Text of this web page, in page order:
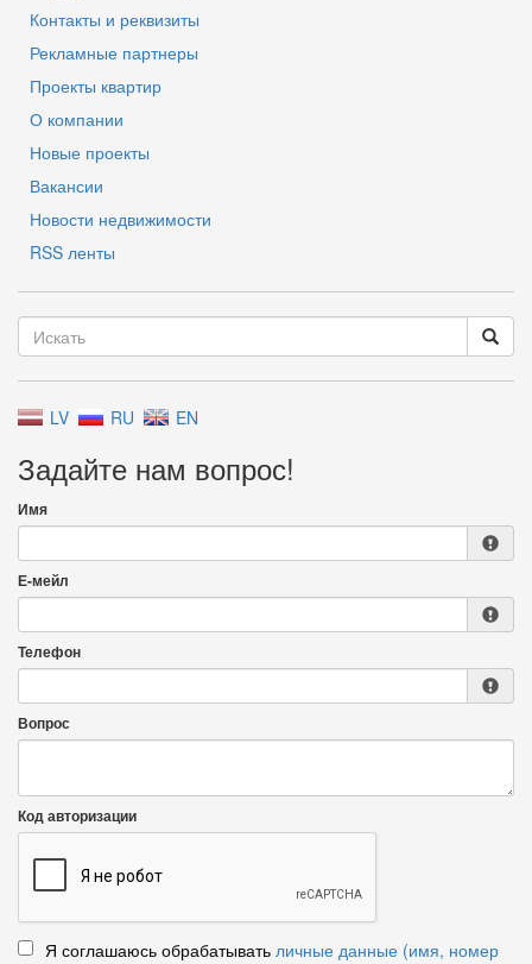
Контакты и реквизиты
Рекламные партнеры
Проекты квартир
О компании
Новые проекты
Вакансии
Новости недвижимости
RSS ленты
LV RU EN
Задайте нам вопрос!
Имя
Е-мейл
Телефон
Вопрос
Код авторизации
Я соглашаюсь обрабатывать личные данные (имя, номер